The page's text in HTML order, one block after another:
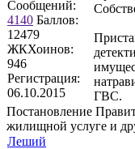
Сообщений:
4140 Баллов:
12479
ЖКХоинов:
946
Регистрация:
06.10.2015
ГВС.
Постановление
жилищной услуге и
Леший